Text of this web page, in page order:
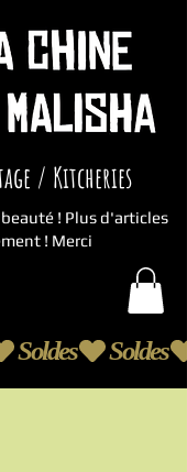
/ Kitcheries
! Plus d'articles
! Merci